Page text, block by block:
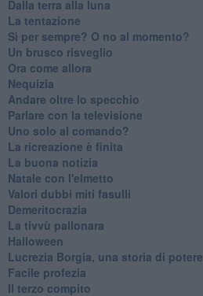
Dalla terra alla luna
La tentazione
​Sì per sempre? O no al momento?
Un brusco risveglio
Ora come allora
Nequizia
Andare oltre lo specchio
Parlare con la televisione
Uno solo al comando?
La ricreazione è finita
La buona notizia
Natale con l'elmetto
Valori dubbi miti fasulli
Demeritocrazia
La tivvù pallonara
Halloween
​Lucrezia Borgia, una storia di potere
Facile profezia
Il terzo compito